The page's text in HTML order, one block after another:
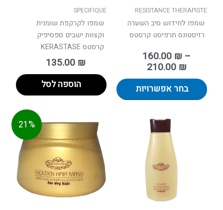
RESISTANCE THERAPISTE
שמפו לחידוש סיב השערה
רזיסטונס תרפיסט קרסטס
160.00 ₪ –
210.00 ₪
בחר אפשרויות
בעמוד
המוצר
SPECIFIQUE
שמפו לקרקפת שומנית
וקצוות ישבים ספסיפיק
קרסטס KERASTASE
135.00 ₪
הוספה לסל
21% המחיר
המקורי
היה:
125.00 ₪.